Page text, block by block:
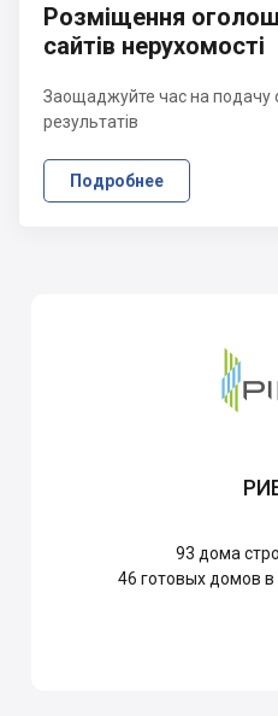
Розміщення
сайтів нерухомості
Заощаджуйте час на подачу
результатів
Подробнее
93 дома
46 готовых домов